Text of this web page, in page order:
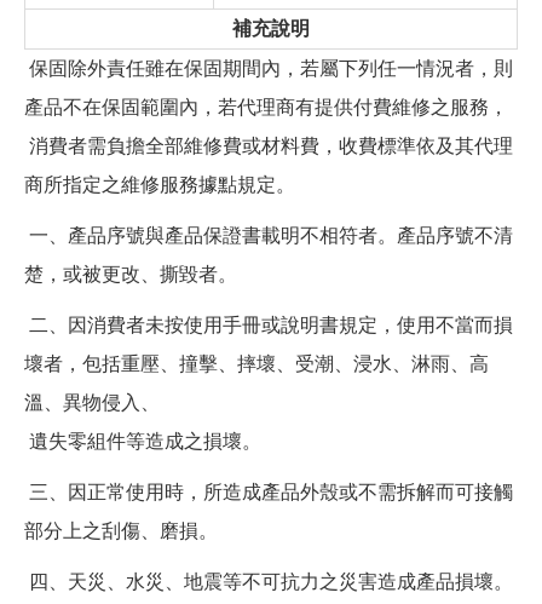
補充說明
保固除外責任雖在保固期間內，若屬下列任一情況者，則
產品不在保固範圍內，若代理商有提供付費維修之服務，
消費者需負擔全部維修費或材料費，收費標準依及其代理
商所指定之維修服務據點規定。
一、產品序號與產品保證書載明不相符者。產品序號不清
楚，或被更改、撕毀者。
二、因消費者未按使用手冊或說明書規定，使用不當而損
壞者，包括重壓、撞擊、摔壞、受潮、浸水、淋雨、高
溫、異物侵入、
遺失零組件等造成之損壞。
三、因正常使用時，所造成產品外殼或不需拆解而可接觸
部分上之刮傷、磨損。
四、天災、水災、地震等不可抗力之災害造成產品損壞。